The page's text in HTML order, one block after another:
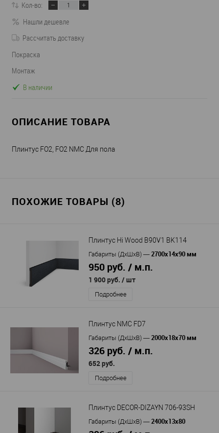
Кол-во:
Нашли дешевле
Рассчитать доставку
Покраска
Монтаж
В наличии
ОПИСАНИЕ ТОВАРА
Плинтус FO2, FO2 NMC Для пола
ПОХОЖИЕ ТОВАРЫ (8)
Плинтус Hi Wood B90V1 BK114
Габариты (ДхШхВ) — 2700х14х90 мм
950 руб. / м.п.
1 900 руб. / шт
Подробнее
Плинтус NMC FD7
Габариты (ДхШхВ) — 2000х18х70 мм
326 руб. / м.п.
652 руб.
Подробнее
Плинтус DECOR-DIZAYN 706-93SH
Габариты (ДхШхВ) — 2400х13х80